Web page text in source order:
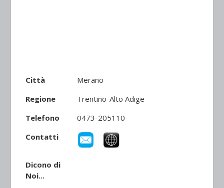
Città
Merano
Regione
Trentino-Alto Adige
Telefono
0473-205110
Contatti
Dicono di
Noi...